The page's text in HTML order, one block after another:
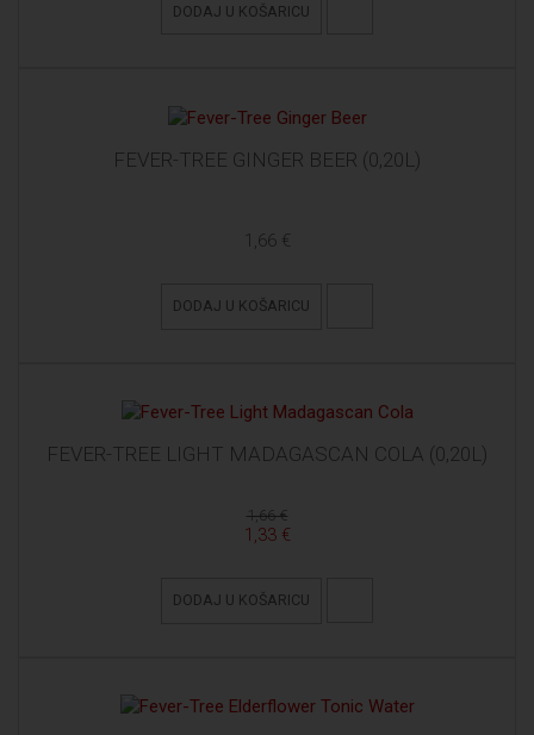
DODAJ U KOŠARICU
FEVER-TREE GINGER BEER (0,20L)
1,66 €
DODAJ U KOŠARICU
FEVER-TREE LIGHT MADAGASCAN COLA (0,20L)
1,66 €
1,33 €
DODAJ U KOŠARICU